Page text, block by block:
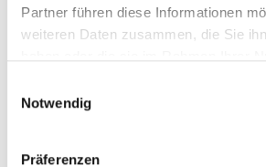
Partner führen diese Informationen
weiteren Daten zusammen, die Sie
Notwendig
Präferenzen
*VERKAUFT* Sonniges
Viva - Sicher, komfortabel &
Etagenwohnung
21 m²